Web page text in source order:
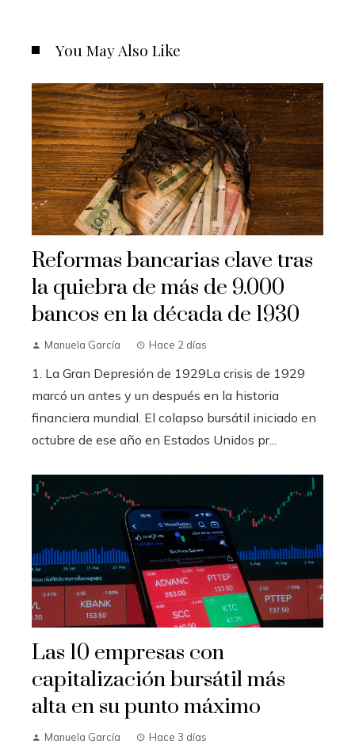
You May Also Like
Reformas bancarias clave tras
la quiebra de más de 9.000
bancos en la década de 1930
Manuela García Hace 2 días
1. La Gran Depresión de 1929La crisis de 1929
marcó un antes y un después en la historia
financiera mundial. El colapso bursátil iniciado en
octubre de ese año en Estados Unidos pr...
Las 10 empresas con
capitalización bursátil más
alta en su punto máximo
Manuela García Hace 3 días